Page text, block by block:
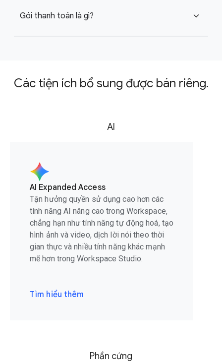
Gói thanh toán là gì? expand_more
Các tiện ích bổ sung được bán riêng.
AI
AI Expanded Access
Tận hưởng quyền sử dụng cao hơn các
tính năng AI nâng cao trong Workspace,
chẳng hạn như tính năng tự động hoá, tạo
hình ảnh và video, dịch lời nói theo thời
gian thực và nhiều tính năng khác mạnh
mẽ hơn trong Workspace Studio.
Tìm hiểu thêm
Phần cứng